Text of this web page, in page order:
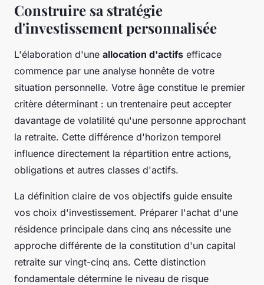
Construire sa stratégie
d'investissement personnalisée
L'élaboration d'une allocation d'actifs efficace
commence par une analyse honnête de votre
situation personnelle. Votre âge constitue le premier
critère déterminant : un trentenaire peut accepter
davantage de volatilité qu'une personne approchant
la retraite. Cette différence d'horizon temporel
influence directement la répartition entre actions,
obligations et autres classes d'actifs.
La définition claire de vos objectifs guide ensuite
vos choix d'investissement. Préparer l'achat d'une
résidence principale dans cinq ans nécessite une
approche différente de la constitution d'un capital
retraite sur vingt-cinq ans. Cette distinction
fondamentale détermine le niveau de risque